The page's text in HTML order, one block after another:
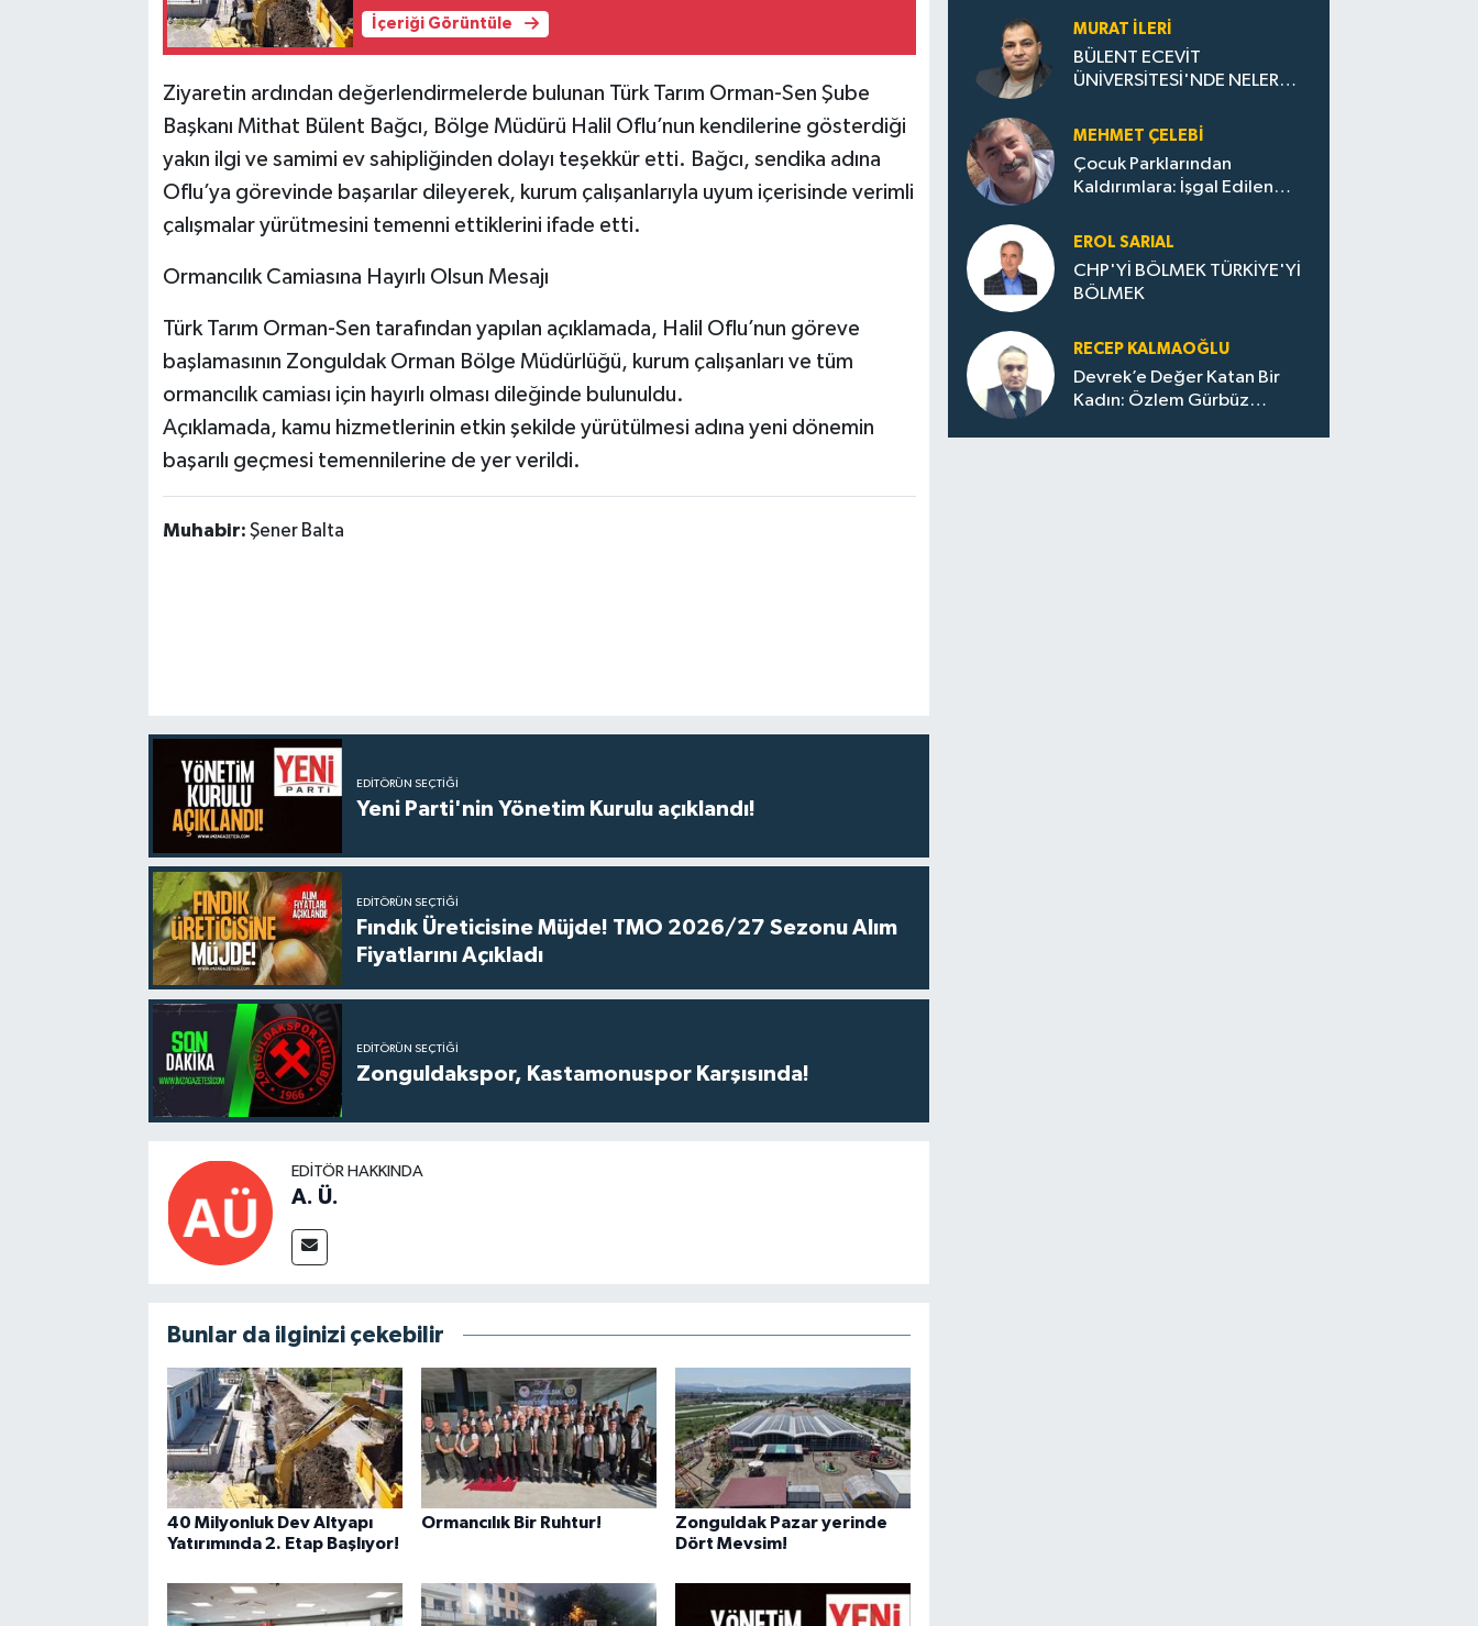
İçeriği Görüntüle
Ziyaretin ardından değerlendirmelerde bulunan Türk Tarım Orman-Sen Şube
Başkanı Mithat Bülent Bağcı, Bölge Müdürü Halil Oflu’nun kendilerine gösterdiği
yakın ilgi ve samimi ev sahipliğinden dolayı teşekkür etti. Bağcı, sendika adına
Oflu’ya görevinde başarılar dileyerek, kurum çalışanlarıyla uyum içerisinde verimli
çalışmalar yürütmesini temenni ettiklerini ifade etti.
Ormancılık Camiasına Hayırlı Olsun Mesajı
Türk Tarım Orman-Sen tarafından yapılan açıklamada, Halil Oflu’nun göreve
başlamasının Zonguldak Orman Bölge Müdürlüğü, kurum çalışanları ve tüm
ormancılık camiası için hayırlı olması dileğinde bulunuldu.
Açıklamada, kamu hizmetlerinin etkin şekilde yürütülmesi adına yeni dönemin
başarılı geçmesi temennilerine de yer verildi.
Muhabir: Şener Balta
EDITÖRÜN SEÇTIĞI
Yeni Parti'nin Yönetim Kurulu açıklandı!
EDITÖRÜN SEÇTIĞI
Fındık Üreticisine Müjde! TMO 2026/27 Sezonu Alım
Fiyatlarını Açıkladı
EDITÖRÜN SEÇTIĞI
Zonguldakspor, Kastamonuspor Karşısında!
EDITÖR HAKKINDA
A. Ü.
Bunlar da ilginizi çekebilir
40 Milyonluk Dev Altyapı
Yatırımında 2. Etap Başlıyor!
Ormancılık Bir Ruhtur!
Zonguldak Pazar yerinde
Dört Mevsim!
Zonguldak'ın Dönüşümü..
MURAT İLERI
BÜLENT ECEVİT
ÜNİVERSİTESİ'NDE NELER
MEHMET ÇELEBI
Çocuk Parklarından
Kaldırımlara: İşgal Edilen
Evler Çöp Dolu
EROL SARIAL
CHP'Yİ BÖLMEK TÜRKİYE'Yİ
BÖLMEK
RECEP KALMAOĞLU
Devrek’e Değer Katan Bir
Kadın: Özlem Gürbüz